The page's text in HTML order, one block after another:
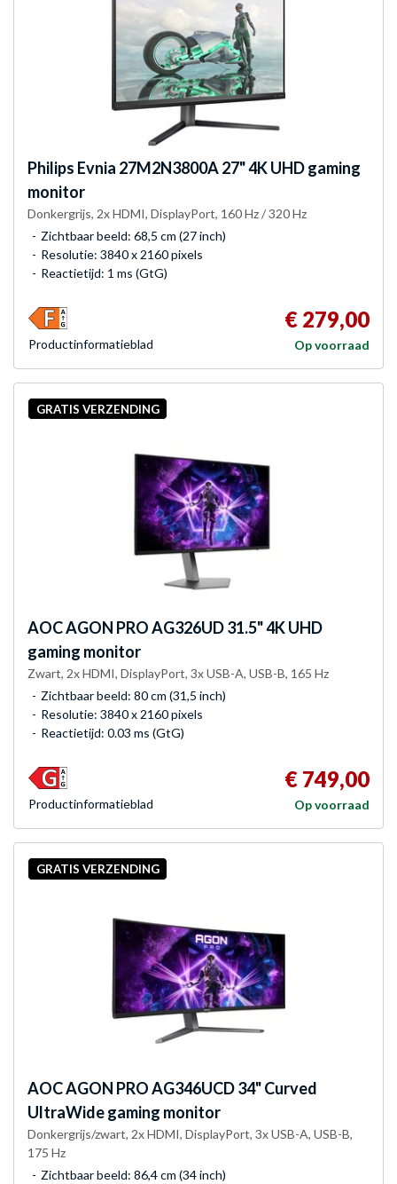
Philips Evnia 27M2N3800A 27" 4K UHD gaming
monitor
Donkergrijs, 2x HDMI, DisplayPort, 160 Hz / 320 Hz
Zichtbaar beeld: 68,5 cm (27 inch)
Resolutie: 3840 x 2160 pixels
Reactietijd: 1 ms (GtG)
€ 279,00
Op voorraad
Product­informatieblad
GRATIS VERZENDING
AOCAGON PRO AG326UD 31.5" 4K UHD
gaming monitor
Zwart, 2x HDMI, DisplayPort, 3x USB-A, USB-B, 165 Hz
Zichtbaar beeld: 80 cm (31,5 inch)
Resolutie: 3840 x 2160 pixels
Reactietijd: 0.03 ms (GtG)
€ 749,00
Op voorraad
Product­informatieblad
GRATIS VERZENDING
AOCAGON PRO AG346UCD 34" Curved
UltraWide gaming monitor
Donkergrijs/zwart, 2x HDMI, DisplayPort, 3x USB-A, USB-B,
175 Hz
Zichtbaar beeld: 86,4 cm (34 inch)